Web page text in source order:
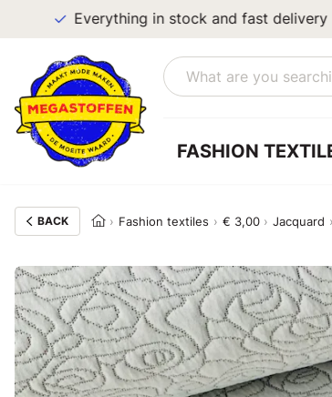
Everything in stock and fast delivery
FASHION
BACK Fashion textiles € 3,00 Jacquard